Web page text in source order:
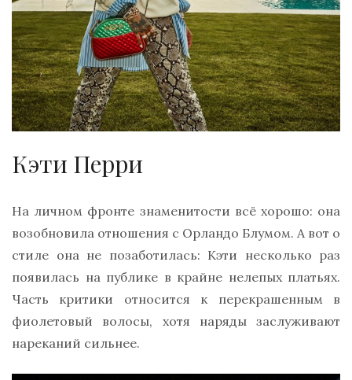
Кэти Перри
На личном фронте знаменитости всё хорошо: она
возобновила отношения с Орландо Блумом. А вот о
стиле она не позаботилась: Кэти несколько раз
появилась на публике в крайне нелепых платьях.
Часть критики относится к перекрашенным в
фиолетовый волосы, хотя наряды заслуживают
нареканий сильнее.